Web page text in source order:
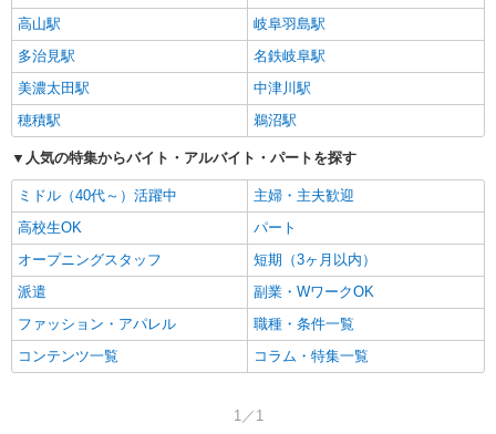
高山駅
岐阜羽島駅
多治見駅
名鉄岐阜駅
美濃太田駅
中津川駅
穂積駅
鵜沼駅
人気の特集からバイト・アルバイト・パートを探す
ミドル（40代～）活躍中
主婦・主夫歓迎
高校生OK
パート
オープニングスタッフ
短期（3ヶ月以内）
派遣
副業・WワークOK
ファッション・アパレル
職種・条件一覧
コンテンツ一覧
コラム・特集一覧
1／1